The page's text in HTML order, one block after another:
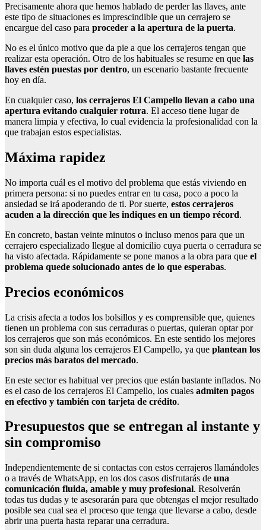
Precisamente ahora que hemos hablado de perder las llaves, ante
este tipo de situaciones es imprescindible que un cerrajero se
encargue del caso para proceder a la apertura de la puerta.
No es el único motivo que da pie a que los cerrajeros tengan que
realizar esta operación. Otro de los habituales se resume en que las
llaves estén puestas por dentro, un escenario bastante frecuente
hoy en día.
En cualquier caso, los cerrajeros El Campello llevan a cabo una
apertura evitando cualquier rotura. El acceso tiene lugar de
manera limpia y efectiva, lo cual evidencia la profesionalidad con la
que trabajan estos especialistas.
Máxima rapidez
No importa cuál es el motivo del problema que estás viviendo en
primera persona: si no puedes entrar en tu casa, poco a poco la
ansiedad se irá apoderando de ti. Por suerte, estos cerrajeros
acuden a la dirección que les indiques en un tiempo récord.
En concreto, bastan veinte minutos o incluso menos para que un
cerrajero especializado llegue al domicilio cuya puerta o cerradura se
ha visto afectada. Rápidamente se pone manos a la obra para que el
problema quede solucionado antes de lo que esperabas.
Precios económicos
La crisis afecta a todos los bolsillos y es comprensible que, quienes
tienen un problema con sus cerraduras o puertas, quieran optar por
los cerrajeros que son más económicos. En este sentido los mejores
son sin duda alguna los cerrajeros El Campello, ya que plantean los
precios más baratos del mercado.
En este sector es habitual ver precios que están bastante inflados. No
es el caso de los cerrajeros El Campello, los cuales admiten pagos
en efectivo y también con tarjeta de crédito.
Presupuestos que se entregan al instante y
sin compromiso
Independientemente de si contactas con estos cerrajeros llamándoles
o a través de WhatsApp, en los dos casos disfrutarás de una
comunicación fluida, amable y muy profesional. Resolverán
todas tus dudas y te asesorarán para que obtengas el mejor resultado
posible sea cual sea el proceso que tenga que llevarse a cabo, desde
abrir una puerta hasta reparar una cerradura.